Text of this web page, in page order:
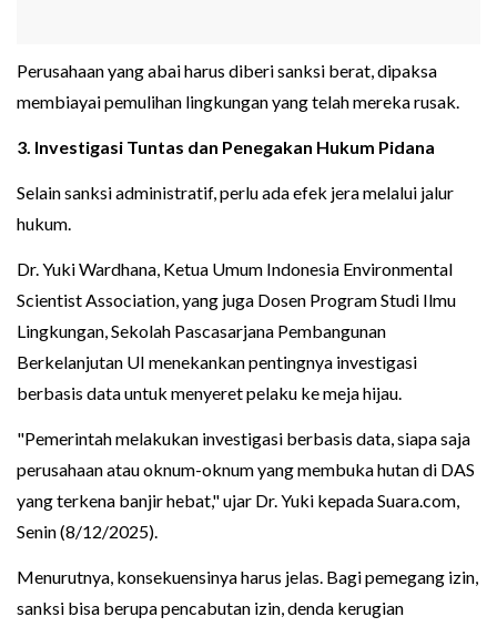
Perusahaan yang abai harus diberi sanksi berat, dipaksa
membiayai pemulihan lingkungan yang telah mereka rusak.
3. Investigasi Tuntas dan Penegakan Hukum Pidana
Selain sanksi administratif, perlu ada efek jera melalui jalur
hukum.
Dr. Yuki Wardhana, Ketua Umum Indonesia Environmental
Scientist Association, yang juga Dosen Program Studi Ilmu
Lingkungan, Sekolah Pascasarjana Pembangunan
Berkelanjutan UI menekankan pentingnya investigasi
berbasis data untuk menyeret pelaku ke meja hijau.
"Pemerintah melakukan investigasi berbasis data, siapa saja
perusahaan atau oknum-oknum yang membuka hutan di DAS
yang terkena banjir hebat," ujar Dr. Yuki kepada Suara.com,
Senin (8/12/2025).
Menurutnya, konsekuensinya harus jelas. Bagi pemegang izin,
sanksi bisa berupa pencabutan izin, denda kerugian